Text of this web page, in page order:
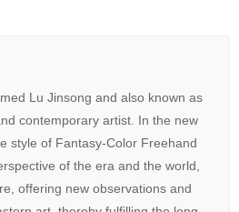
Lu Jinsong and also known as
contemporary artist. In the new
style of Fantasy-Color Freehand
of the era and the world,
offering new observations and